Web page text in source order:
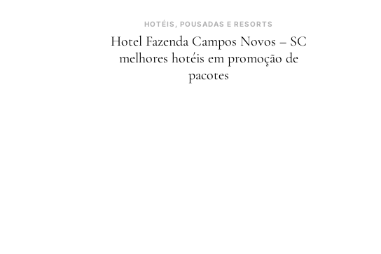
HOTÉIS, POUSADAS E RESORTS
Hotel Fazenda Campos Novos – SC
melhores hotéis em promoção de
pacotes